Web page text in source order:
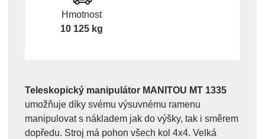
Hmotnost
10 125 kg
Teleskopický manipulátor MANITOU MT 1335
umožňuje díky svému výsuvnému ramenu
manipulovat s nákladem jak do výšky, tak i směrem
dopředu. Stroj má pohon všech kol 4x4. Velká